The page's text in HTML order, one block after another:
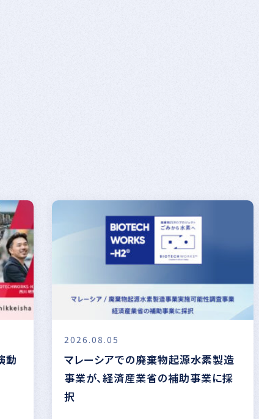
動
2026.08.05
マレーシアでの廃棄物起源水素製造
事業が、経済産業省の補助事業に採
択